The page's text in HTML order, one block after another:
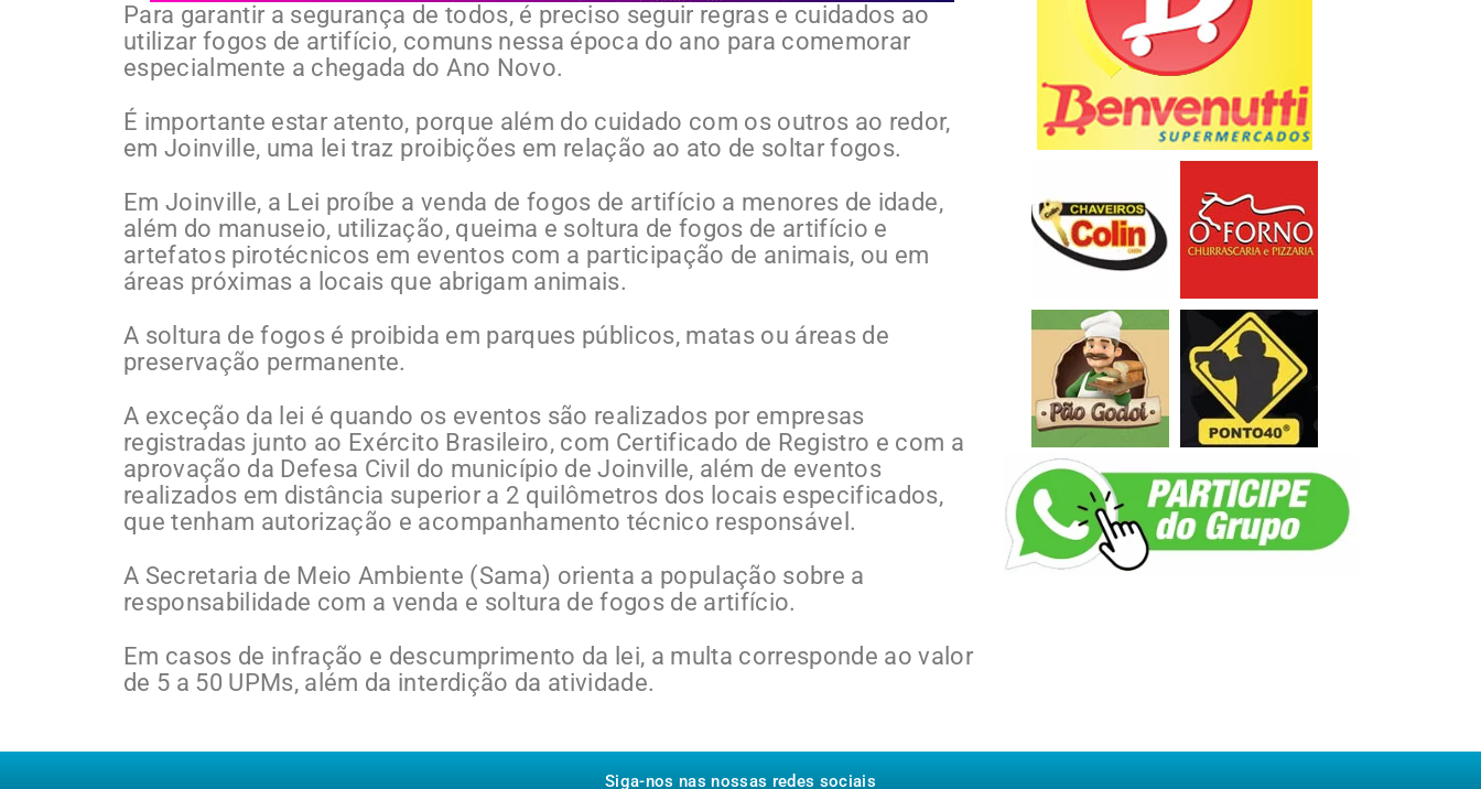
Para garantir a segurança de todos, é preciso seguir regras e cuidados ao
utilizar fogos de artifício, comuns nessa época do ano para comemorar
especialmente a chegada do Ano Novo.
É importante estar atento, porque além do cuidado com os outros ao redor,
em Joinville, uma lei traz proibições em relação ao ato de soltar fogos.
Em Joinville, a Lei proíbe a venda de fogos de artifício a menores de idade,
além do manuseio, utilização, queima e soltura de fogos de artifício e
artefatos pirotécnicos em eventos com a participação de animais, ou em
áreas próximas a locais que abrigam animais.
A soltura de fogos é proibida em parques públicos, matas ou áreas de
preservação permanente.
A exceção da lei é quando os eventos são realizados por empresas
registradas junto ao Exército Brasileiro, com Certificado de Registro e com a
aprovação da Defesa Civil do município de Joinville, além de eventos
realizados em distância superior a 2 quilômetros dos locais especificados,
que tenham autorização e acompanhamento técnico responsável.
A Secretaria de Meio Ambiente (Sama) orienta a população sobre a
responsabilidade com a venda e soltura de fogos de artifício.
Em casos de infração e descumprimento da lei, a multa corresponde ao valor
de 5 a 50 UPMs, além da interdição da atividade.
Siga-nos nas nossas redes sociais